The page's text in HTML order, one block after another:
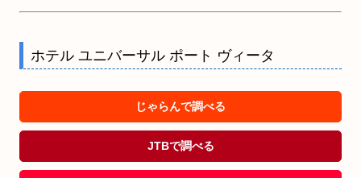
ホテル ユニバーサル ポート ヴィータ
じゃらんで調べる
JTBで調べる